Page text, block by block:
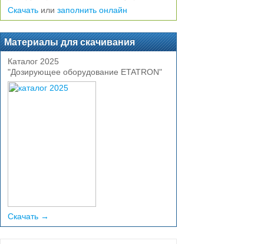
Скачать или заполнить онлайн
Материалы для скачивания
Каталог 2025
"Дозирующее оборудование ETATRON"
Скачать →